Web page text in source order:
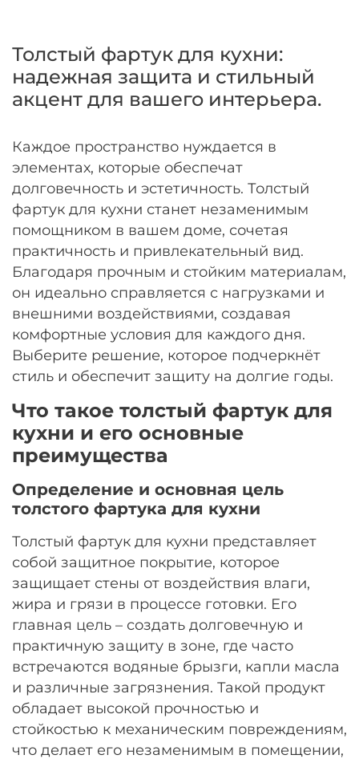
Толстый фартук для кухни:
надежная защита и стильный
акцент для вашего интерьера.
Каждое пространство нуждается в
элементах, которые обеспечат
долговечность и эстетичность. Толстый
фартук для кухни станет незаменимым
помощником в вашем доме, сочетая
практичность и привлекательный вид.
Благодаря прочным и стойким материалам,
он идеально справляется с нагрузками и
внешними воздействиями, создавая
комфортные условия для каждого дня.
Выберите решение, которое подчеркнёт
стиль и обеспечит защиту на долгие годы.
Что такое толстый фартук для
кухни и его основные
преимущества
Определение и основная цель
толстого фартука для кухни
Толстый фартук для кухни представляет
собой защитное покрытие, которое
защищает стены от воздействия влаги,
жира и грязи в процессе готовки. Его
главная цель – создать долговечную и
практичную защиту в зоне, где часто
встречаются водяные брызги, капли масла
и различные загрязнения. Такой продукт
обладает высокой прочностью и
стойкостью к механическим повреждениям,
что делает его незаменимым в помещении,
Получайте товар
выбранный способом
Оставшиеся
% будут
списыватьсяс вашей карты
по 25%каждые 2 недели
Подробнее
об оплате Плайтом
25
раз в 2 недели
Остались вопросы?
plait.ru